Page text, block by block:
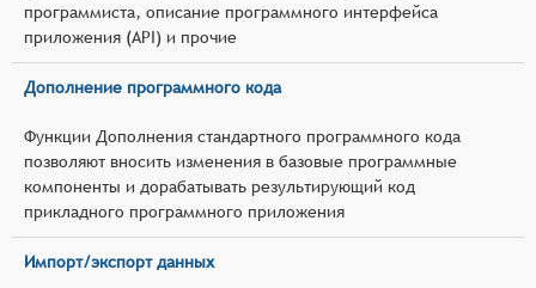
программиста, описание программного интерфейса
приложения (API) и прочие
Дополнение программного кода
Функции Дополнения стандартного программного кода
позволяют вносить изменения в базовые программные
компоненты и дорабатывать результирующий код
прикладного программного приложения
Импорт/экспорт данных